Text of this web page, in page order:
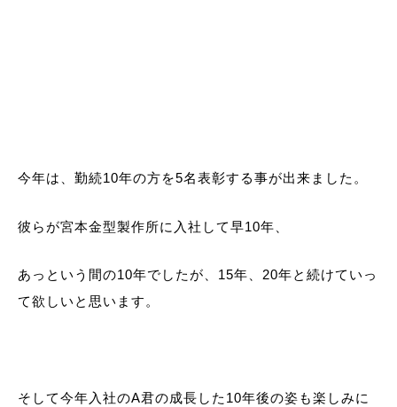
今年は、勤続10年の方を5名表彰する事が出来ました。
彼らが宮本金型製作所に入社して早10年、
あっという間の10年でしたが、15年、20年と続けていっ
て欲しいと思います。
そして今年入社のA君の成長した10年後の姿も楽しみに